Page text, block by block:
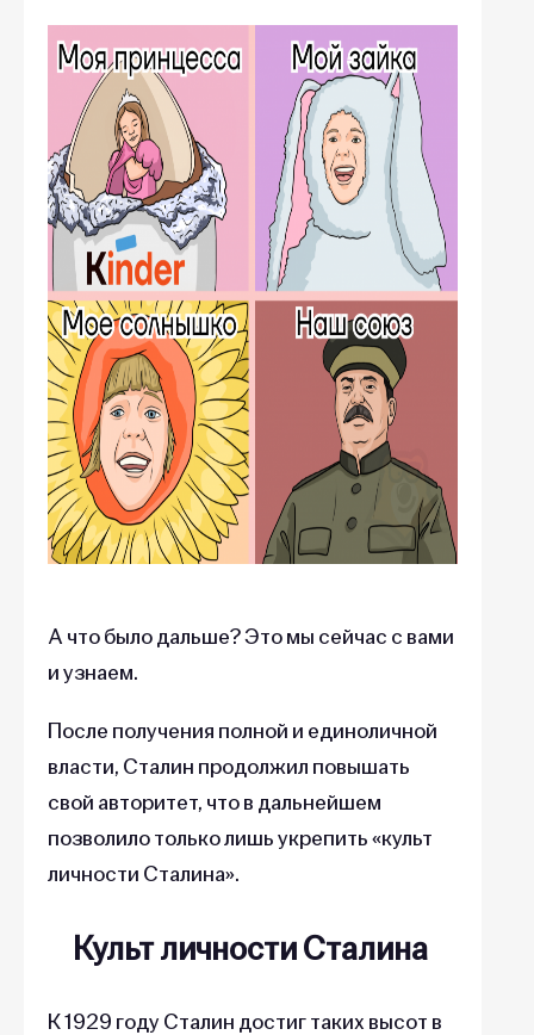
А что было дальше? Это мы сейчас с вами
и узнаем.
После получения полной и единоличной
власти, Сталин продолжил повышать
свой авторитет, что в дальнейшем
позволило только лишь укрепить «культ
личности Сталина».
Культ личности Сталина
К 1929 году Сталин достиг таких высот в